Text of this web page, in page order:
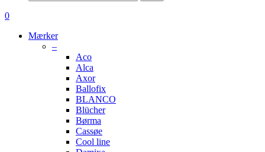
søge
0
Mærker
–
Aco
Alca
Axor
Ballofix
BLANCO
Blücher
Børma
Cassøe
Cool line